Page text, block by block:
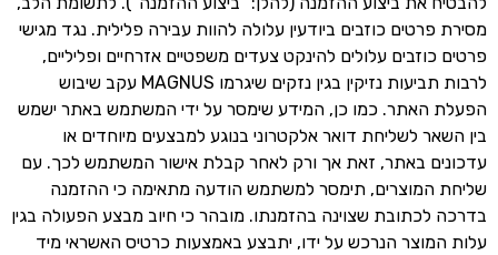
מסירת פרטים כוזבים ביודעין עלולה להוות עבירה פלילית. נגד מגישי
פרטים כוזבים עלולים להינקט צעדים משפטיים אזרחיים ופליליים,
לרבות תביעות נזיקין בגין נזקים שיגרמו MAGNUS עקב שיבוש
הפעלת האתר. כמו כן, המידע שימסר על ידי המשתמש באתר ישמש
בין השאר לשליחת דואר אלקטרוני בנוגע למבצעים מיוחדים או
עדכונים באתר, זאת אך ורק לאחר קבלת אישור המשתמש לכך. עם
שליחת המוצרים, תימסר למשתמש הודעה מתאימה כי ההזמנה
בדרכה לכתובת שצוינה בהזמנתו. מובהר כי חיוב מבצע הפעולה בגין
עלות המוצר הנרכש על ידו, יתבצע באמצעות כרטיס האשראי מיד